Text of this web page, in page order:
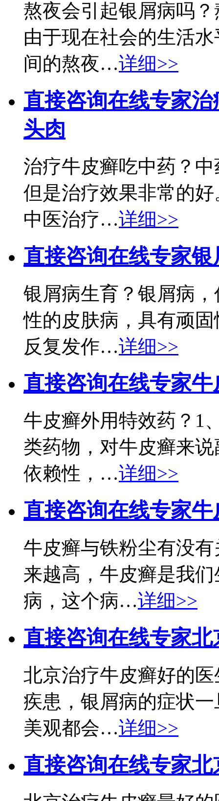
熬夜会引起银屑病吗
由于现在社会的生活
间的熬夜…详细>>
直接咨询在线专家治
头肉
治疗牛皮癣吃中药？
但是治疗效果非常的
中医治疗…详细>>
直接咨询在线专家银
银屑病生育？银屑病
性的皮肤病，具有顽
反复发作…详细>>
直接咨询在线专家牛
牛皮癣外用特效药？1
类药物，对牛皮癣来
依赖性，…详细>>
直接咨询在线专家牛
牛皮癣与铁粉尘有没
来越高，牛皮癣是我
病，这个病…详细>>
直接咨询在线专家北
北京治疗牛皮癣好的
疾患，银屑病的症状
美观都会…详细>>
直接咨询在线专家北